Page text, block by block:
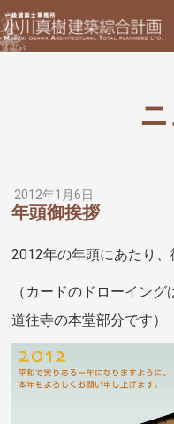
2012年1月6日
年頭御挨拶
2012年の年頭にあたり、
（カードのドローイン
道往寺の本堂部分です）